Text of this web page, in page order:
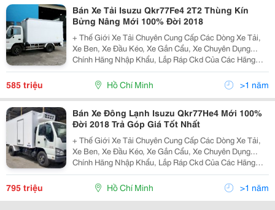
Bán Xe Tải Isuzu Qkr77Fe4 2T2 Thùng Kín
Bửng Nâng Mới 100% Đời 2018
+ Thế Giới Xe Tải Chuyên Cung Cấp Các Dòng Xe Tải,
Xe Ben, Xe Đầu Kéo, Xe Gắn Cẩu, Xe Chuyên Dụng...
Chính Hãng Nhập Khẩu, Lắp Ráp Ckd Của Các Hãng
Thương Hiệu Isuzu, Hino, Fuso, Hyundai, Daewoo,
Teraco... Cam Kết Hỗ Trợ Trả Góp Lên Đến 90% Giá Trị X
585 triệu Hồ Chí Minh >1 năm
Bán Xe Đông Lạnh Isuzu Qkr77He4 Mới 100%
Đời 2018 Trả Góp Giá Tốt Nhất
+ Thế Giới Xe Tải Chuyên Cung Cấp Các Dòng Xe Tải,
Xe Ben, Xe Đầu Kéo, Xe Gắn Cẩu, Xe Chuyên Dụng...
Chính Hãng Nhập Khẩu, Lắp Ráp Ckd Của Các Hãng
Thương Hiệu Isuzu, Hino, Fuso, Hyundai, Daewoo,
Teraco... Cam Kết Hỗ Trợ Trả Góp Lên Đến 90% Giá Trị X
795 triệu Hồ Chí Minh >1 năm